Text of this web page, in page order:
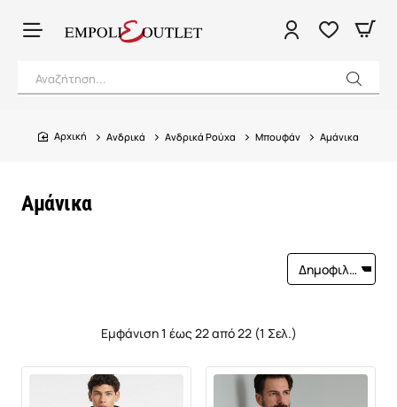
Αναζήτηση...
Αμάνικα
home
Ανδρικά Ανδρικά Ρούχα Μπουφάν Αμάνικα
Εμφάνιση 1 έως 22 από 22 (1 Σελ.)